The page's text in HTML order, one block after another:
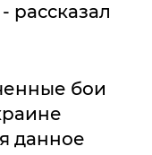
- рассказал
бои
данное